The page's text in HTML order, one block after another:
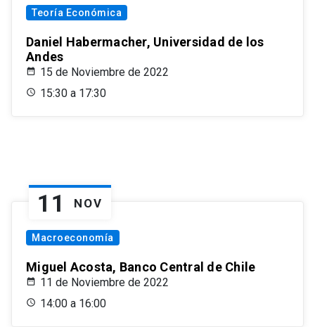
Teoría Económica
Daniel Habermacher, Universidad de los
Andes
15 de Noviembre de 2022
15:30 a 17:30
11 NOV
Macroeconomía
Miguel Acosta, Banco Central de Chile
11 de Noviembre de 2022
14:00 a 16:00